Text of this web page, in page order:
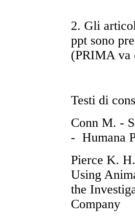
2. Gli
ppt sono
(PRIMA va
Testi di
Conn M. -
- Humana
Pierce K.
Using
the
Company